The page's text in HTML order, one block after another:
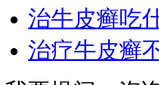
治牛皮癣吃
治疗牛皮癣